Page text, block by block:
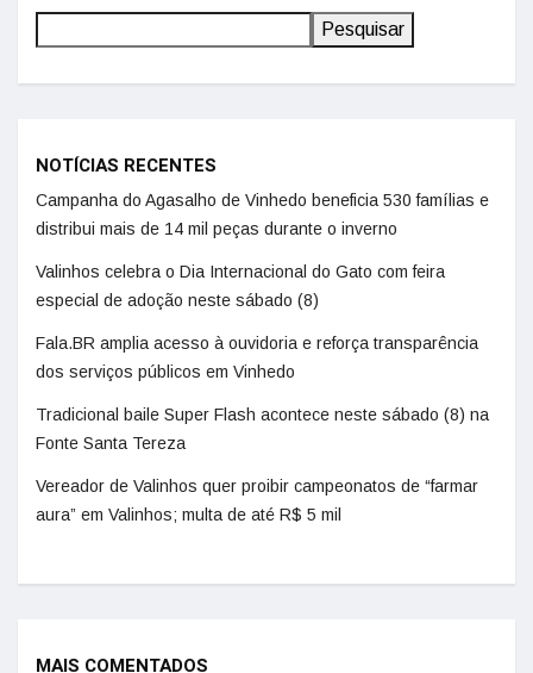
Pesquisar
NOTÍCIAS RECENTES
Campanha do Agasalho de Vinhedo beneficia 530 famílias e
distribui mais de 14 mil peças durante o inverno
Valinhos celebra o Dia Internacional do Gato com feira
especial de adoção neste sábado (8)
Fala.BR amplia acesso à ouvidoria e reforça transparência
dos serviços públicos em Vinhedo
Tradicional baile Super Flash acontece neste sábado (8) na
Fonte Santa Tereza
Vereador de Valinhos quer proibir campeonatos de “farmar
aura” em Valinhos; multa de até R$ 5 mil
MAIS COMENTADOS